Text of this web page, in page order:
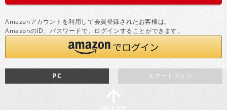
Amazonアカウントを利用して会員登録されたお客様は、
AmazonのID、パスワードで、ログインすることができます。
スマートフォン
PC